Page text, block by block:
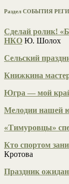
Раздел СОБЫТИЯ
Сделай ролик!
НКО Ю. Шолох
Сельский
Книжкина
Югра — мой
Мелодии нашей
«Тимуровцы»
Кто спортом
Кротова
Праздник